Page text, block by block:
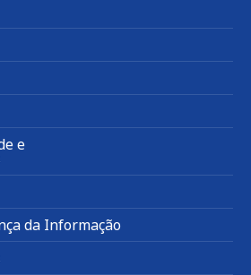
e
da Informação